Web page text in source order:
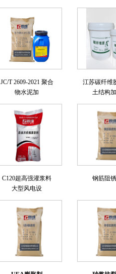
JC/T 2609-2021 聚合
物水泥加
江苏碳纤维
土结构
C120超高强灌浆料
大型风电设
钢筋阻